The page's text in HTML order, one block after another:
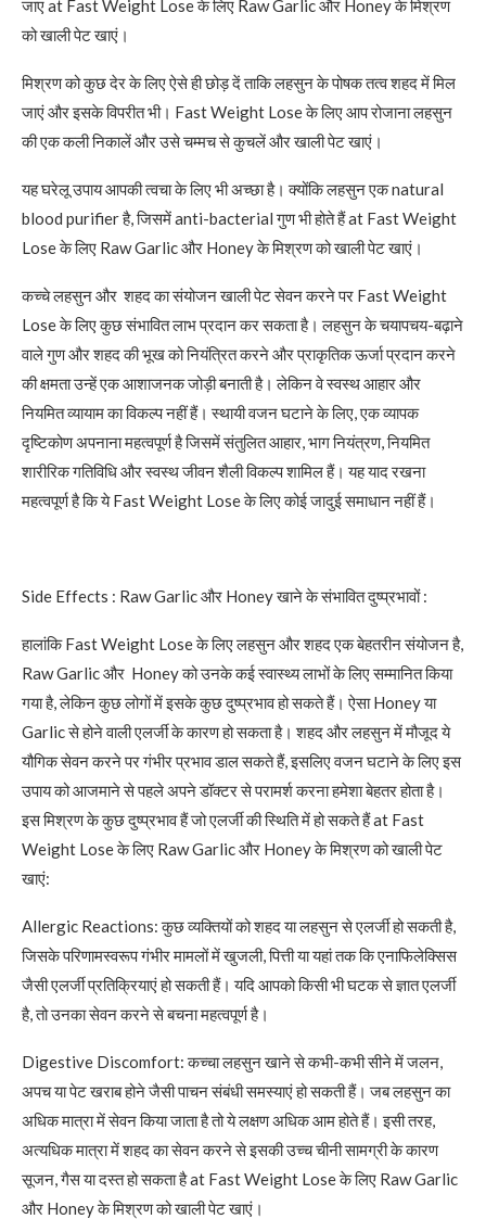
जाए at Fast Weight Lose के लिए Raw Garlic और Honey के मिश्रण
को खाली पेट खाएं।
मिश्रण को कुछ देर के लिए ऐसे ही छोड़ दें ताकि लहसुन के पोषक तत्व शहद में मिल
जाएं और इसके विपरीत भी। Fast Weight Lose के लिए आप रोजाना लहसुन
की एक कली निकालें और उसे चम्मच से कुचलें और खाली पेट खाएं।
यह घरेलू उपाय आपकी त्वचा के लिए भी अच्छा है। क्योंकि लहसुन एक natural
blood purifier है, जिसमें anti-bacterial गुण भी होते हैं at Fast Weight
Lose के लिए Raw Garlic और Honey के मिश्रण को खाली पेट खाएं।
कच्चे लहसुन और शहद का संयोजन खाली पेट सेवन करने पर Fast Weight
Lose के लिए कुछ संभावित लाभ प्रदान कर सकता है। लहसुन के चयापचय-बढ़ाने
वाले गुण और शहद की भूख को नियंत्रित करने और प्राकृतिक ऊर्जा प्रदान करने
की क्षमता उन्हें एक आशाजनक जोड़ी बनाती है। लेकिन वे स्वस्थ आहार और
नियमित व्यायाम का विकल्प नहीं हैं। स्थायी वजन घटाने के लिए, एक व्यापक
दृष्टिकोण अपनाना महत्वपूर्ण है जिसमें संतुलित आहार, भाग नियंत्रण, नियमित
शारीरिक गतिविधि और स्वस्थ जीवन शैली विकल्प शामिल हैं। यह याद रखना
महत्वपूर्ण है कि ये Fast Weight Lose के लिए कोई जादुई समाधान नहीं हैं।
Side Effects : Raw Garlic और Honey खाने के संभावित दुष्प्रभावों :
हालांकि Fast Weight Lose के लिए लहसुन और शहद एक बेहतरीन संयोजन है,
Raw Garlic और Honey को उनके कई स्वास्थ्य लाभों के लिए सम्मानित किया
गया है, लेकिन कुछ लोगों में इसके कुछ दुष्प्रभाव हो सकते हैं। ऐसा Honey या
Garlic से होने वाली एलर्जी के कारण हो सकता है। शहद और लहसुन में मौजूद ये
यौगिक सेवन करने पर गंभीर प्रभाव डाल सकते हैं, इसलिए वजन घटाने के लिए इस
उपाय को आजमाने से पहले अपने डॉक्टर से परामर्श करना हमेशा बेहतर होता है।
इस मिश्रण के कुछ दुष्प्रभाव हैं जो एलर्जी की स्थिति में हो सकते हैं at Fast
Weight Lose के लिए Raw Garlic और Honey के मिश्रण को खाली पेट
खाएं:
Allergic Reactions: कुछ व्यक्तियों को शहद या लहसुन से एलर्जी हो सकती है,
जिसके परिणामस्वरूप गंभीर मामलों में खुजली, पित्ती या यहां तक कि एनाफिलेक्सिस
जैसी एलर्जी प्रतिक्रियाएं हो सकती हैं। यदि आपको किसी भी घटक से ज्ञात एलर्जी
है, तो उनका सेवन करने से बचना महत्वपूर्ण है।
Digestive Discomfort: कच्चा लहसुन खाने से कभी-कभी सीने में जलन,
अपच या पेट खराब होने जैसी पाचन संबंधी समस्याएं हो सकती हैं। जब लहसुन का
अधिक मात्रा में सेवन किया जाता है तो ये लक्षण अधिक आम होते हैं। इसी तरह,
अत्यधिक मात्रा में शहद का सेवन करने से इसकी उच्च चीनी सामग्री के कारण
सूजन, गैस या दस्त हो सकता है at Fast Weight Lose के लिए Raw Garlic
और Honey के मिश्रण को खाली पेट खाएं।